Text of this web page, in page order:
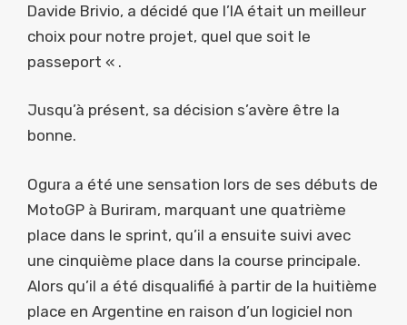
Davide Brivio, a décidé que l’IA était un meilleur
choix pour notre projet, quel que soit le
passeport « .
Jusqu’à présent, sa décision s’avère être la
bonne.
Ogura a été une sensation lors de ses débuts de
MotoGP à Buriram, marquant une quatrième
place dans le sprint, qu’il a ensuite suivi avec
une cinquième place dans la course principale.
Alors qu’il a été disqualifié à partir de la huitième
place en Argentine en raison d’un logiciel non